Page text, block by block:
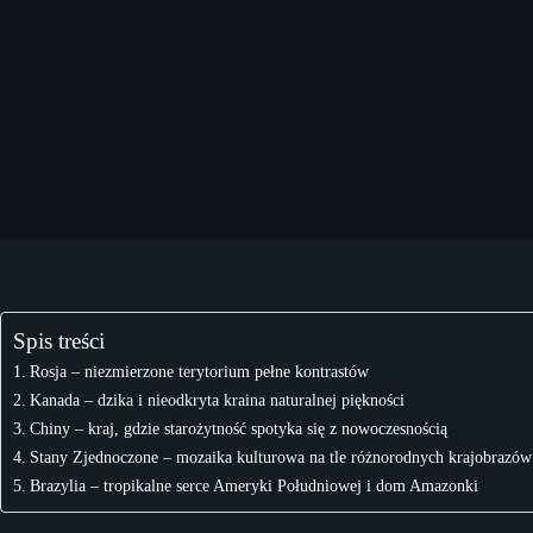
Spis treści
Rosja – niezmierzone terytorium pełne kontrastów
Kanada – dzika i nieodkryta kraina naturalnej piękności
Chiny – kraj, gdzie starożytność spotyka się z nowoczesnością
Stany Zjednoczone – mozaika kulturowa na tle różnorodnych krajobrazów
Brazylia – tropikalne serce Ameryki Południowej i dom Amazonki